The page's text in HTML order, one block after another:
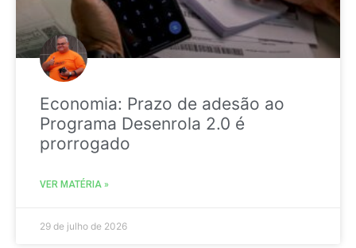
Economia: Prazo de adesão ao
Programa Desenrola 2.0 é
prorrogado
VER MATÉRIA »
29 de julho de 2026